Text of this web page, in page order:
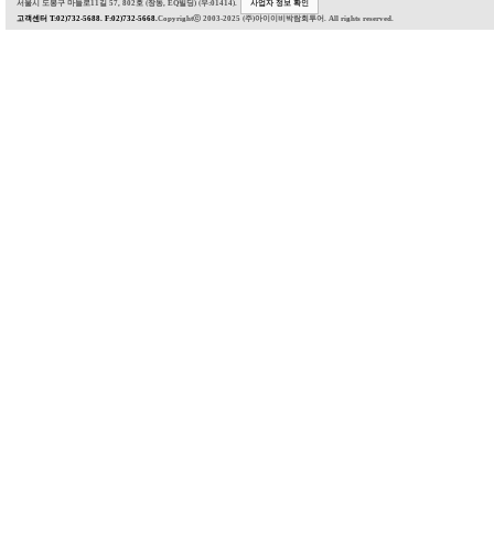
서울시 도봉구 마들로11길 57, 802호 (창동, EQ빌딩) (우:01414).
사업자 정보 확인
고객센터 T:02)732-5688. F:02)732-5668.Copyrightⓒ 2003-2025 (주)아이이비박람회투어. All rights reserved.